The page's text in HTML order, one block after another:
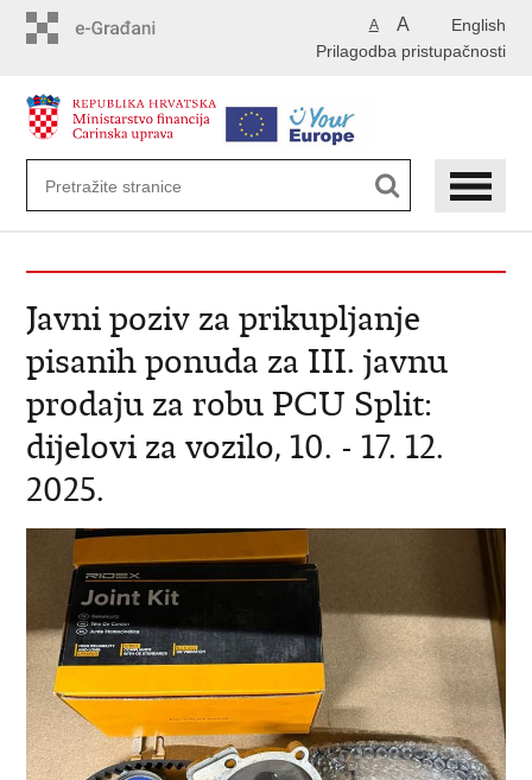
English
A A
Prilagodba pristupačnosti
Javni poziv za prikupljanje
pisanih ponuda za III. javnu
prodaju za robu PCU Split:
dijelovi za vozilo, 10. - 17. 12.
2025.